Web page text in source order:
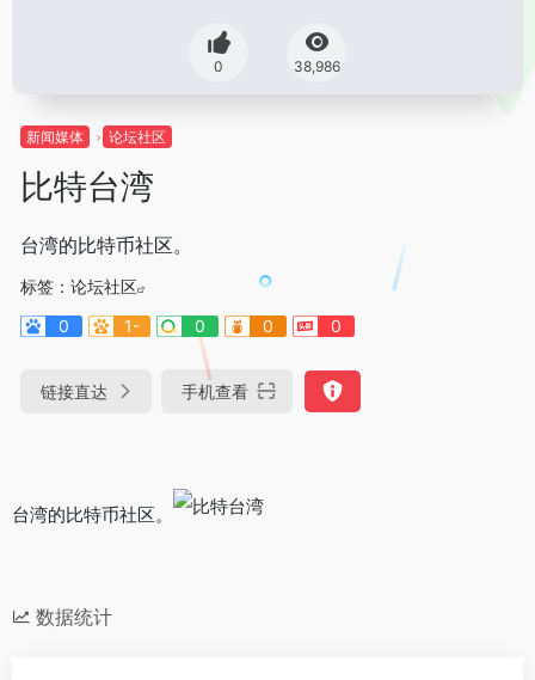
0 38,986
新闻媒体 论坛社区
比特台湾
台湾的比特币社区。
标签： 论坛社区
0
1- 0 0 0
链接直达 手机查看
台湾的比特币社区。
数据统计